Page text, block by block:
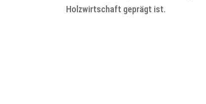
Holzwirtschaft geprägt ist.